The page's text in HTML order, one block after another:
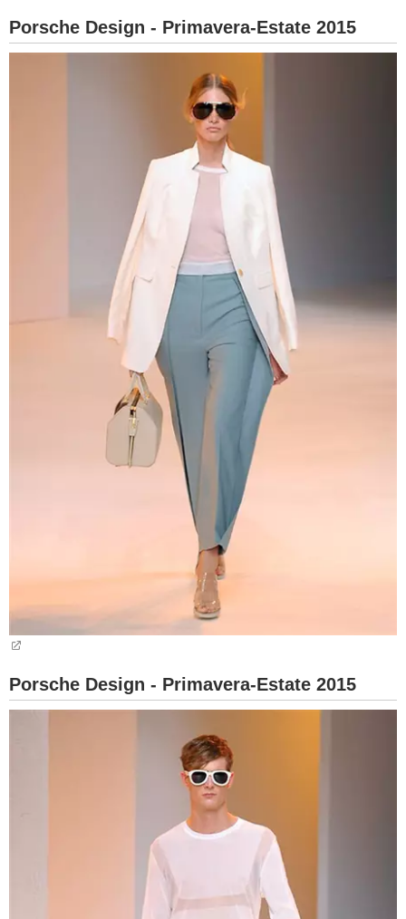
Porsche Design - Primavera-Estate 2015
Porsche Design - Primavera-Estate 2015